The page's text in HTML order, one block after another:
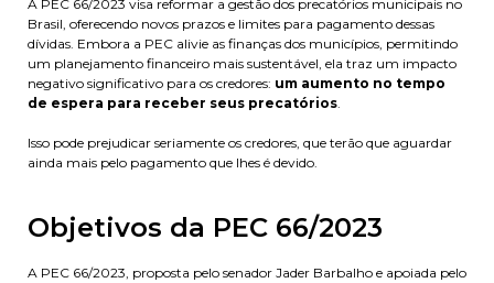
A PEC 66/2023 visa reformar a gestão dos precatórios municipais no
Brasil, oferecendo novos prazos e limites para pagamento dessas
dívidas. Embora a PEC alivie as finanças dos municípios, permitindo
um planejamento financeiro mais sustentável, ela traz um impacto
negativo significativo para os credores: um aumento no tempo
de espera para receber seus precatórios.
Isso pode prejudicar seriamente os credores, que terão que aguardar
ainda mais pelo pagamento que lhes é devido.
Objetivos da PEC 66/2023
A PEC 66/2023, proposta pelo senador Jader Barbalho e apoiada pelo